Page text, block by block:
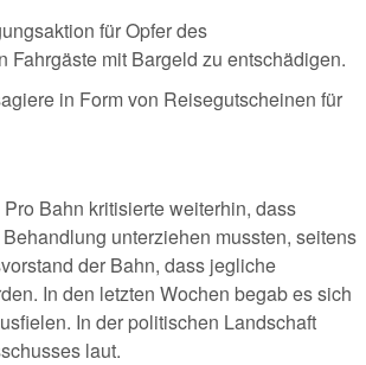
für Opfer des
mit Bargeld zu entschädigen.
in Form von Reisegutscheinen für
Bahn kritisierte weiterhin, dass
unterziehen mussten, seitens
der Bahn, dass jegliche
In den letzten Wochen begab es sich
In der politischen Landschaft
laut.